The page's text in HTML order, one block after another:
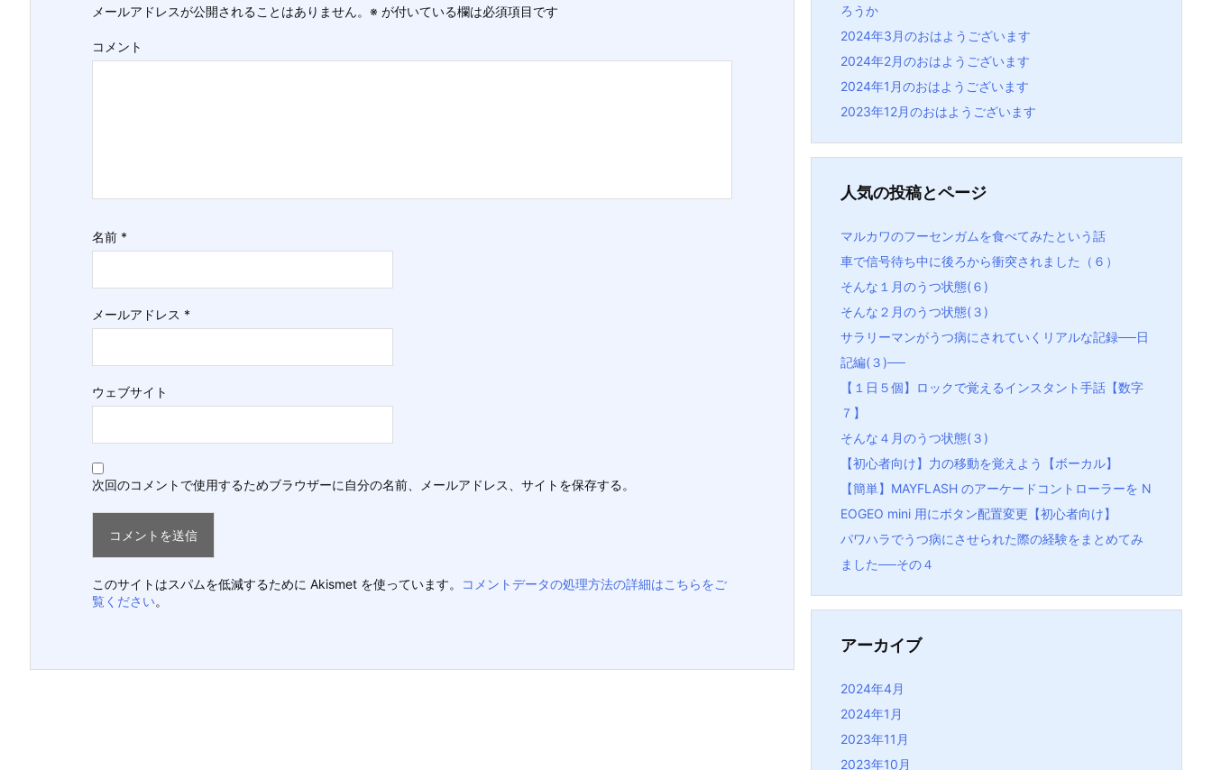
メールアドレスが公開されることはありません。 ※ が付いている欄は必須項目です
コメント
名前 *
メールアドレス *
ウェブサイト
次回のコメントで使用するためブラウザーに自分の名前、メールアドレス、サイトを保存する。
このサイトはスパムを低減するために Akismet を使っています。
コメントデータの処理方法の詳細はこちらをご
覧ください。
ろうか
2024年3月のおはようございます
2024年2月のおはようございます
2024年1月のおはようございます
2023年12月のおはようございます
人気の投稿とページ
マルカワのフーセンガムを食べてみたという話
車で信号待ち中に後ろから衝突されました（６）
そんな１月のうつ状態(６)
そんな２月のうつ状態(３)
サラリーマンがうつ病にされていくリアルな記録──日
記編(３)──
【１日５個】ロックで覚えるインスタント手話【数字
７】
そんな４月のうつ状態(３)
【初心者向け】力の移動を覚えよう【ボーカル】
【簡単】MAYFLASH のアーケードコントローラーを N
EOGEO mini 用にボタン配置変更【初心者向け】
パワハラでうつ病にさせられた際の経験をまとめてみ
ました──その４
アーカイブ
2024年4月
2024年1月
2023年11月
2023年10月